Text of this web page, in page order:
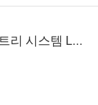
리 시스템 L...